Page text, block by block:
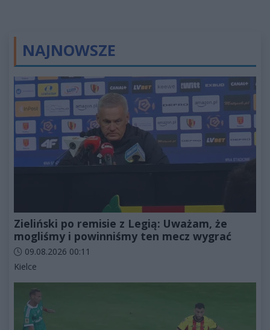
NAJNOWSZE
Zieliński po remisie z Legią: Uważam, że
mogliśmy i powinniśmy ten mecz wygrać
Data dodania artykułu:
09.08.2026 00:11
Kategorie artykułu:
Kielce